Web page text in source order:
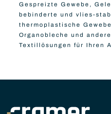
Gespreizte Gewebe,
bebinderte und vlies-
thermoplastische
Organobleche und
Textillösungen für Ihren